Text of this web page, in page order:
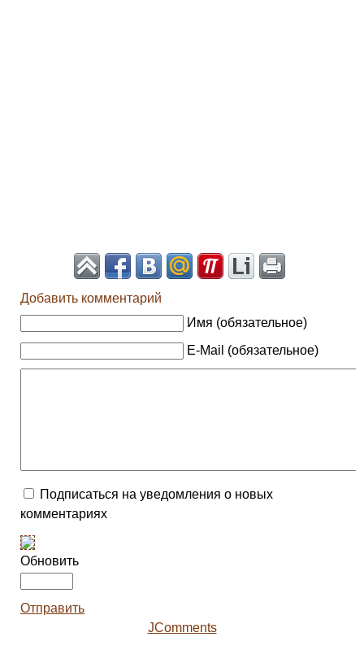
Добавить комментарий
Имя (обязательное)
E-Mail (обязательное)
Подписаться на уведомления о новых
комментариях
Обновить
Отправить
JComments